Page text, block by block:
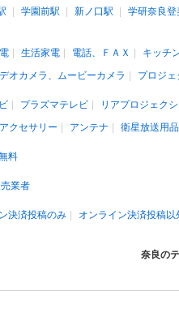
学園前駅 新ノ口駅 学研奈良登
生活家電 電話、ＦＡＸ キッチ
オカメラ、ムービーカメラ プロジ
プラズマテレビ リアプロジェク
アクセサリー アンテナ 衛星放送用品
料
業者
決済投稿のみ オンライン決済投稿以
奈良の